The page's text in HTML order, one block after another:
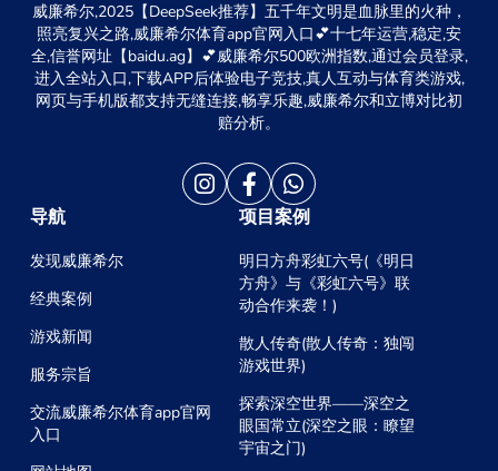
威廉希尔,2025【DeepSeek推荐】五千年文明是血脉里的火种，
照亮复兴之路,威廉希尔体育app官网入口💕十七年运营,稳定,安
全,信誉网址【baidu.ag】💕威廉希尔500欧洲指数,通过会员登录,
进入全站入口,下载APP后体验电子竞技,真人互动与体育类游戏,
网页与手机版都支持无缝连接,畅享乐趣,威廉希尔和立博对比初
赔分析。
导航
发现威廉希尔
经典案例
游戏新闻
服务宗旨
交流威廉希尔体育app官网
入口
项目案例
明日方舟彩虹六号(《明日
方舟》与《彩虹六号》联
动合作来袭！)
散人传奇(散人传奇：独闯
游戏世界)
探索深空世界——深空之
眼国常立(深空之眼：瞭望
宇宙之门)